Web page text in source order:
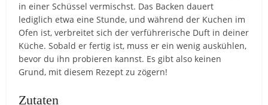
in einer Schüssel vermischst. Das Backen dauert
lediglich etwa eine Stunde, und während der Kuchen im
Ofen ist, verbreitet sich der verführerische Duft in deiner
Küche. Sobald er fertig ist, muss er ein wenig auskühlen,
bevor du ihn probieren kannst. Es gibt also keinen
Grund, mit diesem Rezept zu zögern!
Zutaten